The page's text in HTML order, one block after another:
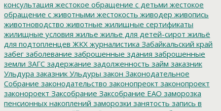
консультация жестокое обращение с детьми жестокое
обращение с животными жестокость живодер живопись
животноводство животные жилищные сертификаты
жилищные условия жилье жилье для детей-сирот жильё
для подтопленцев ЖКХ журналистика Забайкальский край
забег заболевание заброшенные здания заброшенные
земли ЗАГС задержание задолженность займ заказник
Ульдура заказник Ульдуры закон Законодательное
Собрание законодательство законопреокт законопроект
законороект Заксобрание Заксобрание ЕАО заморозка
пенсионных накоплений заморозки занятость запись в